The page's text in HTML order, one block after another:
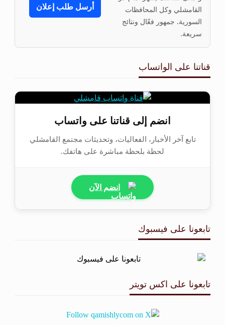
القامشلي وكل المحافظات
السورية. جمهور فعّال ونتائج
سريعة.
أرسل طلب إعلان
قناتنا على الواتساب
انضم إلى قناتنا على واتساب
تابع آخر الأخبار، الفعاليات، وتحديثات مجتمع القامشلي
لحظة بلحظة مباشرة على هاتفك.
انضم الآن
تابعونا على فيسبوك
تابعونا على اكس تويتر